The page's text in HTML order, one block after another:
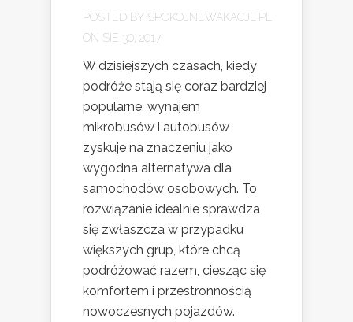
POSTED BY SPOKOJNEWAKACJE.PL
ON SIE 30, 2017
W dzisiejszych czasach, kiedy
podróże stają się coraz bardziej
popularne, wynajem
mikrobusów i autobusów
zyskuje na znaczeniu jako
wygodna alternatywa dla
samochodów osobowych. To
rozwiązanie idealnie sprawdza
się zwłaszcza w przypadku
większych grup, które chcą
podróżować razem, ciesząc się
komfortem i przestronnością
nowoczesnych pojazdów.